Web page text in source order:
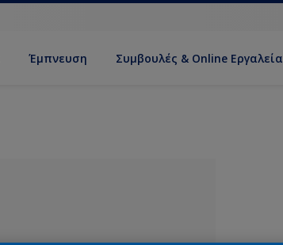
Έμπνευση Συμβουλές & Online Εργαλεία